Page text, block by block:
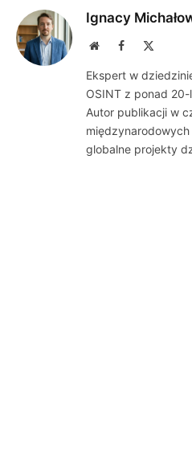
Ignacy
WebsiteFacebook
Ekspert w
OSINT z ponad
Autor publikacji w
globalne projekty